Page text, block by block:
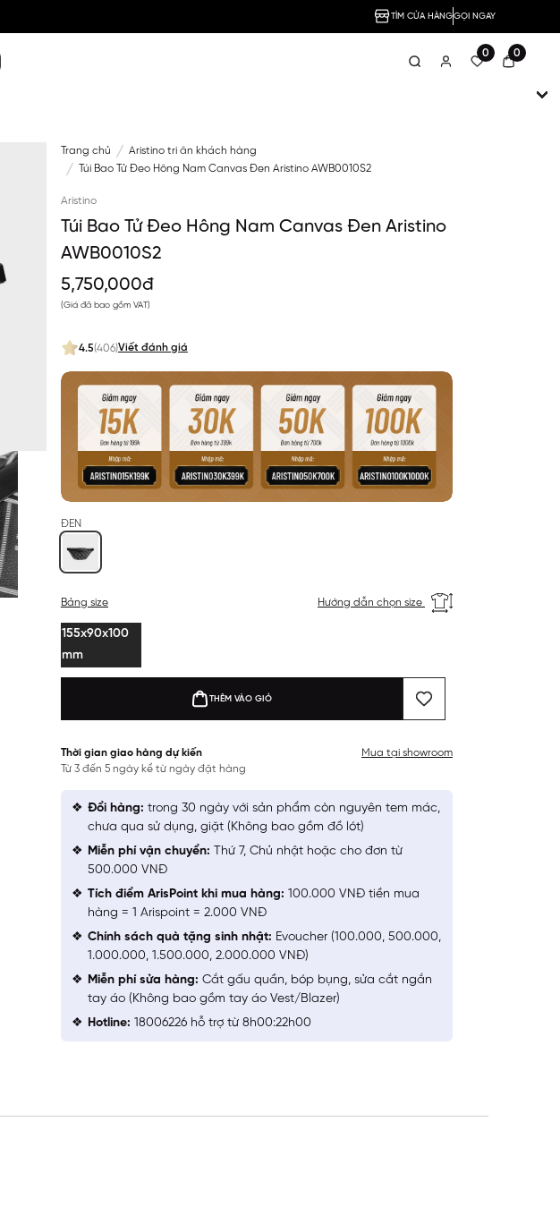
TÌM CỬA HÀNGGỌI NGAY
0 0
Trang chủ
Aristino tri ân khách hàng
Túi Bao Tử Đeo Hông Nam Canvas Đen Aristino AWB0010S2
Aristino
Túi Bao Tử Đeo Hông Nam Canvas Đen Aristino
AWB0010S2
5,750,000đ
(Giá đã bao gồm VAT)
4.5(406)Viết đánh giá
ĐEN
Bảng size Hướng dẫn chọn size
155x90x100
mm
THÊM VÀO GIỎ
Thời gian giao hàng dự kiến
Từ 3 đến 5 ngày kể từ ngày đặt hàng
Mua tại showroom
Đổi hàng: trong 30 ngày với sản phẩm còn nguyên tem mác,
chưa qua sử dụng, giặt (Không bao gồm đồ lót)
Miễn phí vận chuyển: Thứ 7, Chủ nhật hoặc cho đơn từ
500.000 VNĐ
Tích điểm ArisPoint khi mua hàng: 100.000 VNĐ tiền mua
hàng = 1 Arispoint = 2.000 VNĐ
Chính sách quà tặng sinh nhật: Evoucher (100.000, 500.000,
1.000.000, 1.500.000, 2.000.000 VNĐ)
Miễn phí sửa hàng: Cắt gấu quần, bóp bụng, sửa cắt ngắn
tay áo (Không bao gồm tay áo Vest/Blazer)
Hotline: 18006226 hỗ trợ từ 8h00:22h00